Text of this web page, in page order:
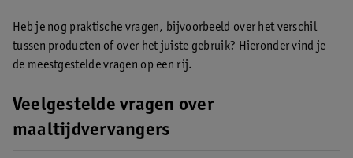
Heb je nog praktische vragen, bijvoorbeeld over het verschil
tussen producten of over het juiste gebruik? Hieronder vind je
de meestgestelde vragen op een rij.
Veelgestelde vragen over
maaltijdvervangers